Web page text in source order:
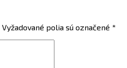
Vyžadované polia sú označené *